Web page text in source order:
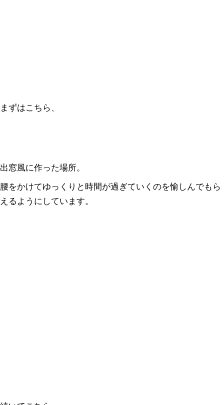
まずはこちら、
出窓風に作った場所。
腰をかけてゆっくりと時間が過ぎていくのを愉しんでもら
えるようにしています。